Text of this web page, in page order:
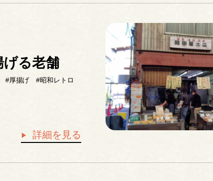
げる老舗
#厚揚げ
#昭和レトロ
詳細を見る